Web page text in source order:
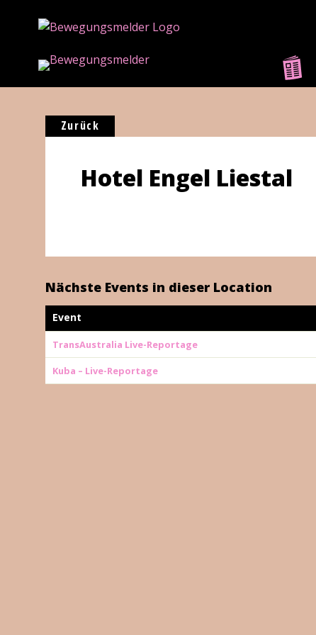
Zurück
Hotel Engel Liestal
Nächste Events in dieser Location
Event
TransAustralia Live-Reportage
Kuba – Live-Reportage